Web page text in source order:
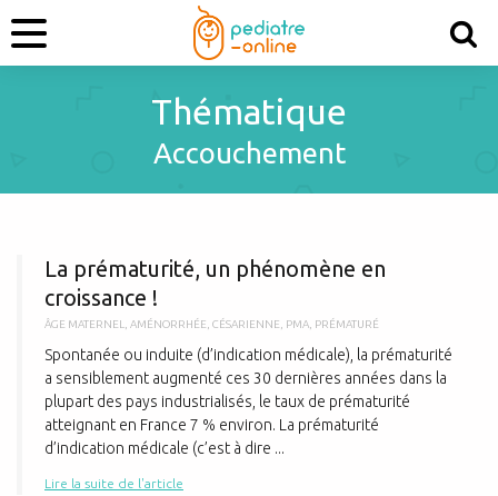
Thématique
Accouchement
La prématurité, un phénomène en
croissance !
ÂGE MATERNEL AMÉNORRHÉE CÉSARIENNE PMA PRÉMATURÉ
Spontanée ou induite (d’indication médicale), la prématurité
a sensiblement augmenté ces 30 dernières années dans la
plupart des pays industrialisés, le taux de prématurité
atteignant en France 7 % environ. La prématurité
d’indication médicale (c’est à dire ...
Lire la suite de l'article